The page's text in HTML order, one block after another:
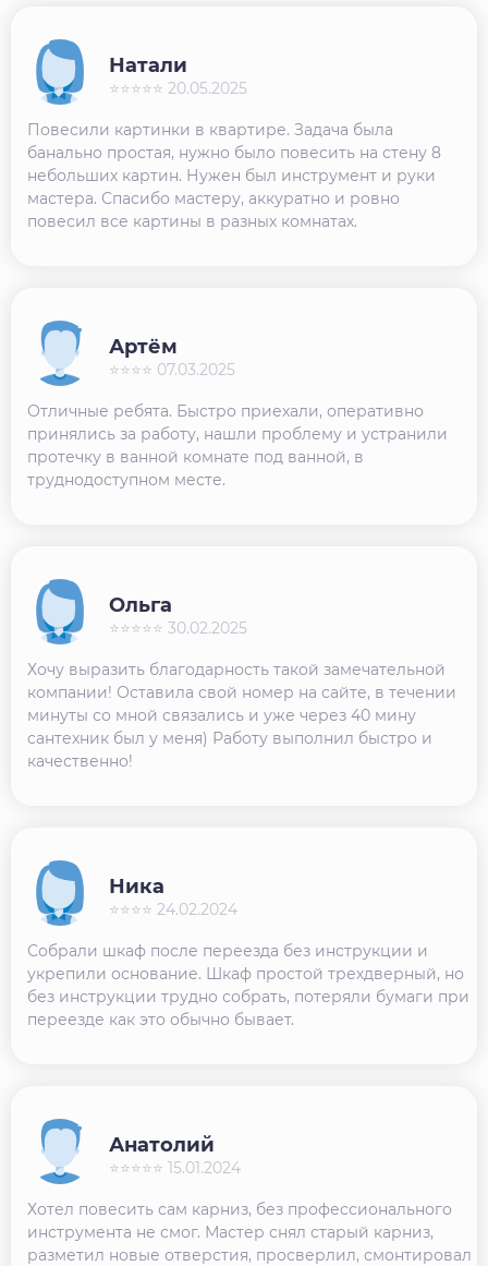
Повесили картинки в квартире. Задача была
банально простая, нужно было повесить на стену 8
небольших картин. Нужен был инструмент и руки
мастера. Спасибо мастеру, аккуратно и ровно
повесил все картины в разных комнатах.
Натали
⭐⭐⭐⭐⭐ 20.05.2025
Отличные ребята. Быстро приехали, оперативно
принялись за работу, нашли проблему и устранили
протечку в ванной комнате под ванной, в
труднодоступном месте.
Артём
⭐⭐⭐⭐ 07.03.2025
Хочу выразить благодарность такой замечательной
компании! Оставила свой номер на сайте, в течении
минуты со мной связались и уже через 40 мину
сантехник был у меня) Работу выполнил быстро и
качественно!
Ольга
⭐⭐⭐⭐⭐ 30.02.2025
Собрали шкаф после переезда без инструкции и
укрепили основание. Шкаф простой трехдверный, но
без инструкции трудно собрать, потеряли бумаги при
переезде как это обычно бывает.
Ника
⭐⭐⭐⭐ 24.02.2024
Хотел повесить сам карниз, без профессионального
инструмента не смог. Мастер снял старый карниз,
разметил новые отверстия, просверлил, смонтировал
Анатолий
⭐⭐⭐⭐⭐ 15.01.2024